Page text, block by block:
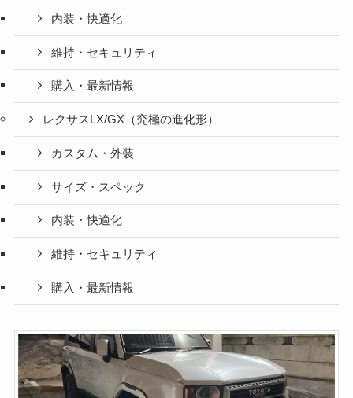
内装・快適化
維持・セキュリティ
購入・最新情報
レクサスLX/GX（究極の進化形）
カスタム・外装
サイズ・スペック
内装・快適化
維持・セキュリティ
購入・最新情報